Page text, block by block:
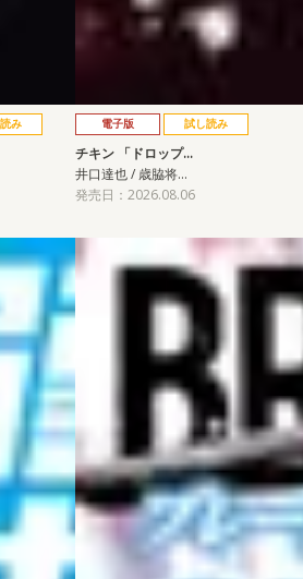
み 電子版 試し読み
チキン 「ドロップ…
井口達也 / 歳脇将…
発売日：2026.08.06